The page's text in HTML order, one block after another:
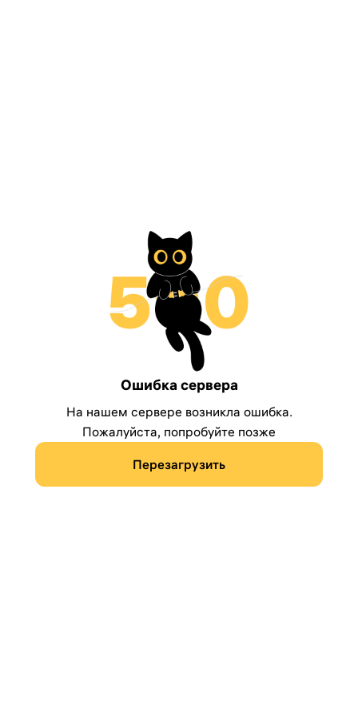
Ошибка сервера
На нашем сервере возникла ошибка.
Пожалуйста, попробуйте позже
Перезагрузить